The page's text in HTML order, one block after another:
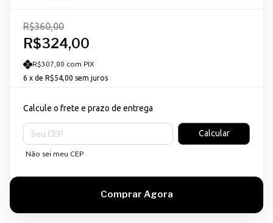
R$324,00
R$360,00
R$307,80 com PIX
6 x de R$54,00 sem juros
Calcule o frete e prazo de entrega
Entregas para o CEP:
Calcular
Não sei meu CEP